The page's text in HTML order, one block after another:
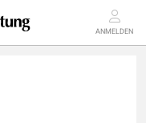
ANMELDEN